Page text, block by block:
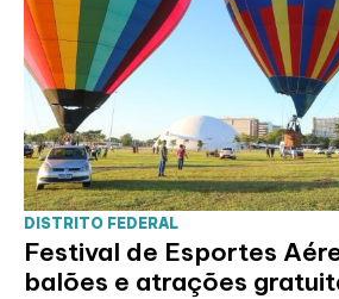
DISTRITO FEDERAL
Festival de Esportes
balões e atrações